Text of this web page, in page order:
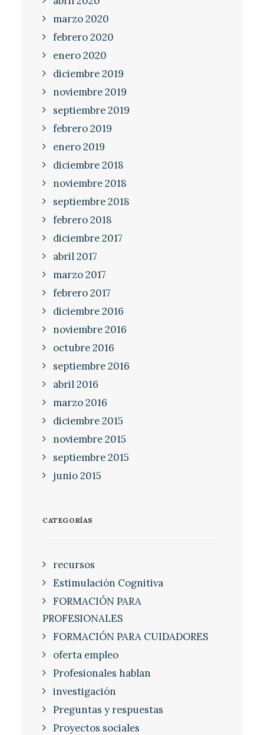
marzo 2020
febrero 2020
enero 2020
diciembre 2019
noviembre 2019
septiembre 2019
febrero 2019
enero 2019
diciembre 2018
noviembre 2018
septiembre 2018
febrero 2018
diciembre 2017
abril 2017
marzo 2017
febrero 2017
diciembre 2016
noviembre 2016
octubre 2016
septiembre 2016
abril 2016
marzo 2016
diciembre 2015
noviembre 2015
septiembre 2015
junio 2015
CATEGORÍAS
recursos
Estimulación Cognitiva
FORMACIÓN PARA
PROFESIONALES
FORMACIÓN PARA CUIDADORES
oferta empleo
Profesionales hablan
investigación
Preguntas y respuestas
Proyectos sociales